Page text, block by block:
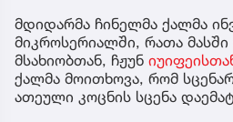
მდიდარმა ჩინელმა ქალმა
მიკროსერიალში, რათა
მსახიობთან, ჩჟუნ
ქალმა მოითხოვა, რომ
ათეული კოცნის სცენა